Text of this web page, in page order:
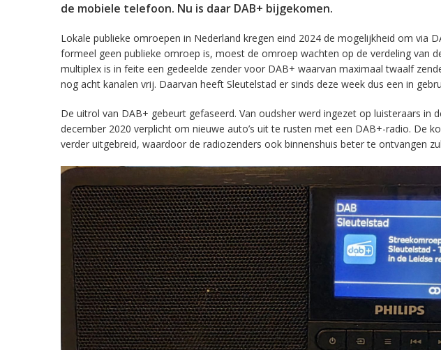
de mobiele telefoon. Nu is daar DAB+ bijgekomen.
Lokale publieke omroepen in Nederland kregen eind 2024 de mogelijkheid om via
formeel geen publieke omroep is, moest de omroep wachten op de verdeling van
multiplex is in feite een gedeelde zender voor DAB+ waarvan maximaal twaalf
nog acht kanalen vrij. Daarvan heeft Sleutelstad er sinds deze week dus een in
De uitrol van DAB+ gebeurt gefaseerd. Van oudsher werd ingezet op luisteraars in
december 2020 verplicht om nieuwe auto’s uit te rusten met een DAB+-radio. De
verder uitgebreid, waardoor de radiozenders ook binnenshuis beter te ontvangen